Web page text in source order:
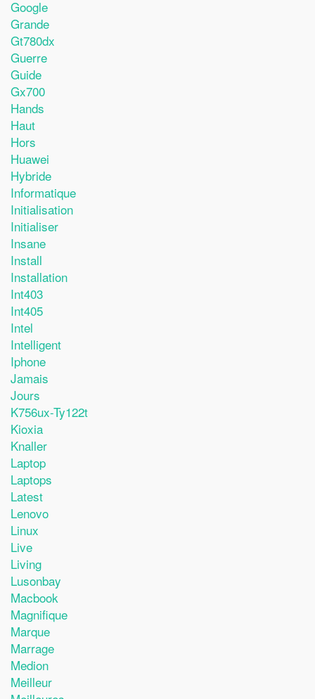
Google
Grande
Gt780dx
Guerre
Guide
Gx700
Hands
Haut
Hors
Huawei
Hybride
Informatique
Initialisation
Initialiser
Insane
Install
Installation
Int403
Int405
Intel
Intelligent
Iphone
Jamais
Jours
K756ux-Ty122t
Kioxia
Knaller
Laptop
Laptops
Latest
Lenovo
Linux
Live
Living
Lusonbay
Macbook
Magnifique
Marque
Marrage
Medion
Meilleur